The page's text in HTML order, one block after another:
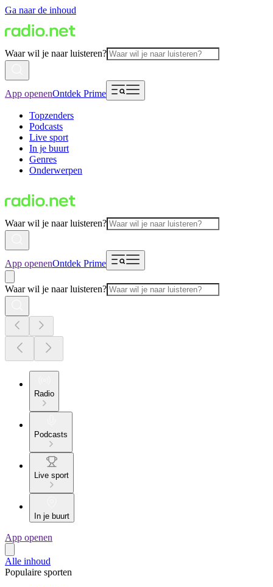
Ga naar de inhoud
Waar wil je naar luisteren?
App openenOntdek Prime
Topzenders
Podcasts
Live sport
In je buurt
Genres
Onderwerpen
Waar wil je naar luisteren?
App openenOntdek Prime
Waar wil je naar luisteren?
Radio
Podcasts
Live sport
In je buurt
App openen
Alle inhoud
Populaire sporten